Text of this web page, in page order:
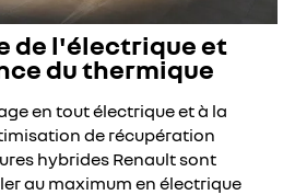
de l'électrique et
du thermique
en tout électrique et à la
de récupération
hybrides Renault sont
au maximum en électrique